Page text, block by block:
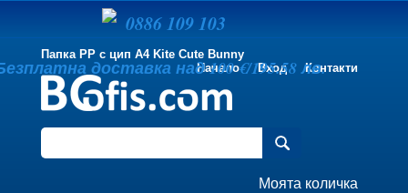
Папка PP с цип A4 Kite Cute Bunny
Начало
Вход Контакти
Моята количка
0886 109 103
доставка над 100 €/195.58 лв.